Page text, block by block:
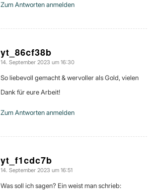
Zum Antworten anmelden
yt_86cf38b
sagte:
14. September 2023 um 16:30
So liebevoll gemacht & wervoller als Gold, vielen
Dank für eure Arbeit!
Zum Antworten anmelden
yt_f1cdc7b
sagte:
14. September 2023 um 16:51
Was soll ich sagen? Ein weist man schrieb: